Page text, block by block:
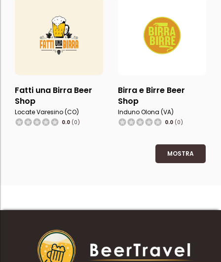
Fatti una Birra Beer
Shop
Locate Varesino (CO)
0.0 (0)
Birra e Birre Beer
Shop
Induno Olona (VA)
0.0 (0)
MOSTRA